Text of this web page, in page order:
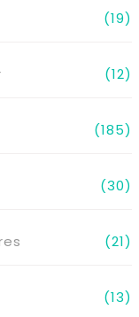
(19)
(12)
(185)
(30)
(21)
(13)